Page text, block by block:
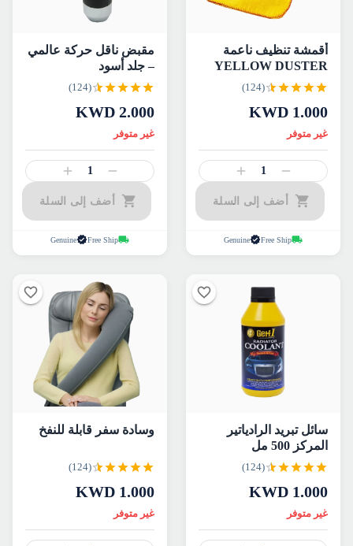
أقمشة تنظيف ناعمة
YELLOW DUSTER
(124)
1.000
غير متوفر
1
أضف إلى السلة
Free Ship
Genuine
مقبض ناقل حركة عالمي
– جلد أسود
(124)
2.000
غير متوفر
1
أضف إلى السلة
Free Ship
Genuine
سائل تبريد الرادياتير
المركز 500 مل
(124)
1.000
غير متوفر
وسادة سفر قابلة للنفخ
(124)
1.000
غير متوفر